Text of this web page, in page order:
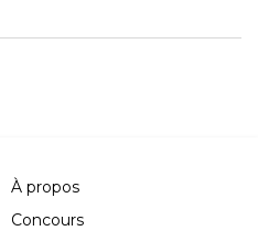
À propos
Concours